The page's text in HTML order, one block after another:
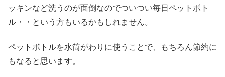
ッキンなど洗うのが面倒なのでついつい毎日ペットボト
ル・・という方もいるかもしれません。
ペットボトルを水筒がわりに使うことで、もちろん節約に
もなると思います。